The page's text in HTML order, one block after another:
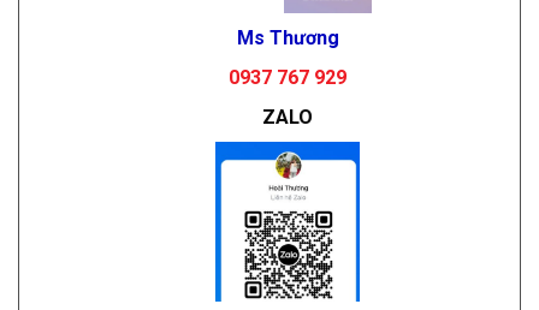
Ms Thương
0937 767 929
ZALO